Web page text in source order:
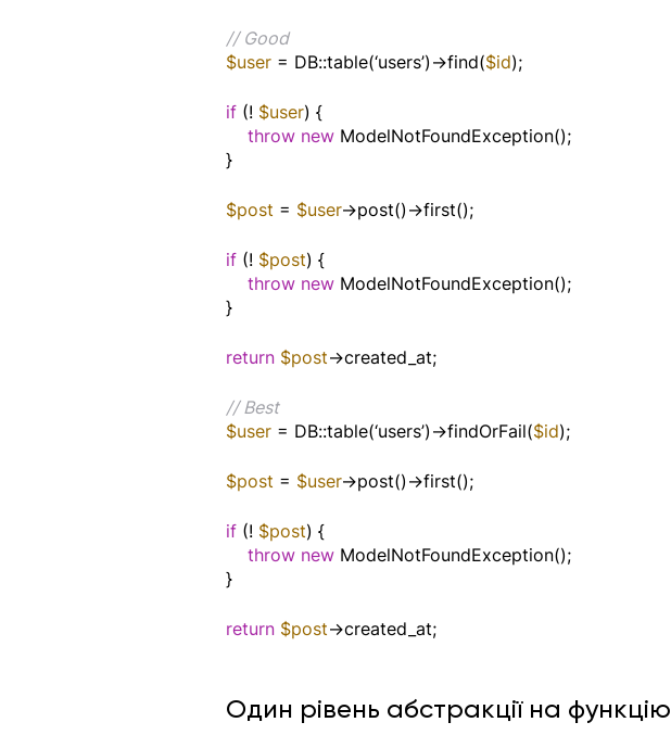
// Good
$user = DB::table(‘users’)->find($id);
if (! $user) {
throw new ModelNotFoundException();
}
$post = $user->post()->first();
if (! $post) {
throw new ModelNotFoundException();
}
return $post->created_at;
// Best
$user = DB::table(‘users’)->findOrFail($id);
$post = $user->post()->first();
if (! $post) {
throw new ModelNotFoundException();
}
return $post->created_at;
Один рівень абстракції на функцію